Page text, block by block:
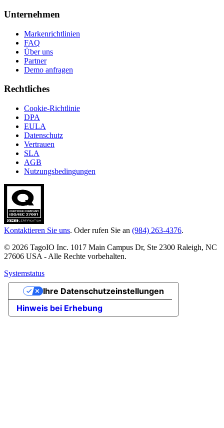
Unternehmen
Markenrichtlinien
FAQ
Über uns
Partner
Demo anfragen
Rechtliches
Cookie-Richtlinie
DPA
EULA
Datenschutz
Vertrauen
SLA
AGB
Nutzungsbedingungen
Kontaktieren Sie uns. Oder rufen Sie an (984) 263-4376.
© 2026 TagoIO Inc. 1017 Main Campus Dr, Ste 2300 Raleigh, NC
27606 USA - Alle Rechte vorbehalten.
Systemstatus
Hinweis bei Erhebung
Ihre Datenschutzeinstellungen